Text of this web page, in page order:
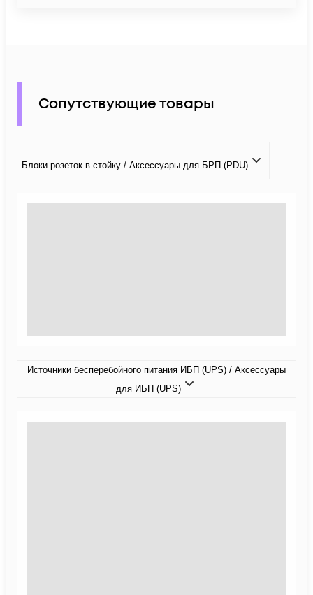
Сопутствующие товары
Блоки розеток в стойку / Аксессуары для БРП (PDU)
Источники бесперебойного питания ИБП (UPS) / Аксессуары
для ИБП (UPS)